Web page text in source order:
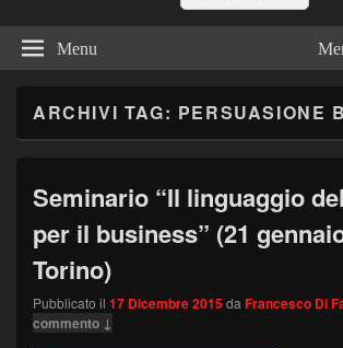
Menu
ARCHIVI TAG: PERSUASIONE
Seminario “Il linguaggio
per il business” (21
Torino)
Pubblicato il 17 Dicembre 2015da Francesco Di
commento ↓